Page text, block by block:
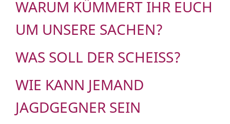
WARUM KÜMMERT IHR EUCH
UM UNSERE SACHEN?
WAS SOLL DER SCHEISS?
WIE KANN JEMAND
JAGDGEGNER SEIN